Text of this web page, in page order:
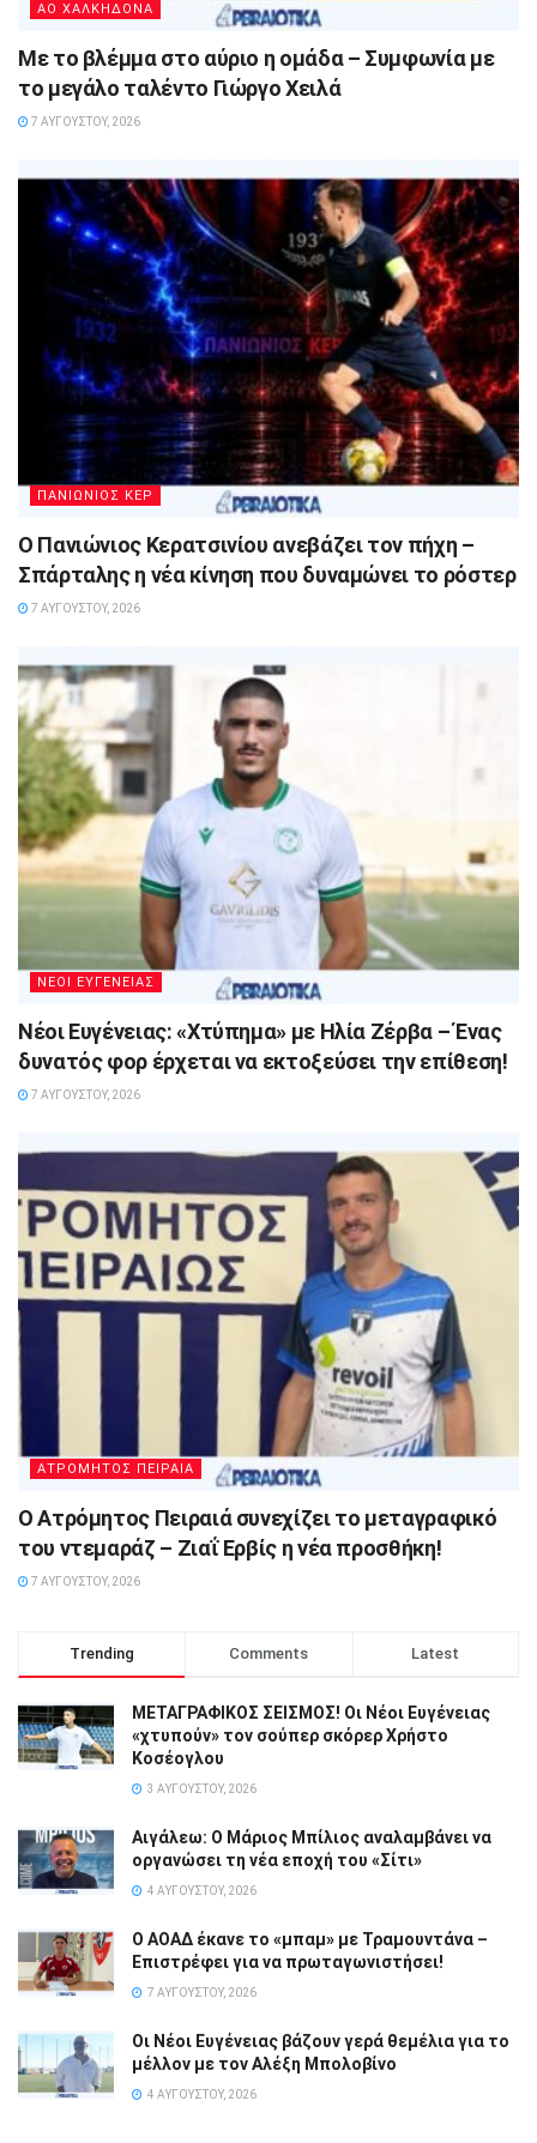
ΑΟ ΧΑΛΚΗΔΟΝΑ
Με το βλέμμα στο αύριο η ομάδα – Συμφωνία με
το μεγάλο ταλέντο Γιώργο Χειλά
7 ΑΥΓΟΎΣΤΟΥ, 2026
ΠΑΝΙΩΝΙΟΣ ΚΕΡ
Ο Πανιώνιος Κερατσινίου ανεβάζει τον πήχη –
Σπάρταλης η νέα κίνηση που δυναμώνει το ρόστερ
7 ΑΥΓΟΎΣΤΟΥ, 2026
ΝΕΟΙ ΕΥΓΕΝΕΙΑΣ
Νέοι Ευγένειας: «Χτύπημα» με Ηλία Ζέρβα – Ένας
δυνατός φορ έρχεται να εκτοξεύσει την επίθεση!
7 ΑΥΓΟΎΣΤΟΥ, 2026
ΑΤΡΟΜΗΤΟΣ ΠΕΙΡΑΙΑ
Ο Ατρόμητος Πειραιά συνεχίζει το μεταγραφικό
του ντεμαράζ – Ζιαΐ Ερβίς η νέα προσθήκη!
7 ΑΥΓΟΎΣΤΟΥ, 2026
Trending Comments Latest
ΜΕΤΑΓΡΑΦΙΚΟΣ ΣΕΙΣΜΟΣ! Οι Νέοι Ευγένειας
«χτυπούν» τον σούπερ σκόρερ Χρήστο
Κοσέογλου
3 ΑΥΓΟΎΣΤΟΥ, 2026
Αιγάλεω: Ο Μάριος Μπίλιος αναλαμβάνει να
οργανώσει τη νέα εποχή του «Σίτι»
4 ΑΥΓΟΎΣΤΟΥ, 2026
Ο ΑΟΑΔ έκανε το «μπαμ» με Τραμουντάνα –
Επιστρέφει για να πρωταγωνιστήσει!
7 ΑΥΓΟΎΣΤΟΥ, 2026
Οι Νέοι Ευγένειας βάζουν γερά θεμέλια για το
μέλλον με τον Αλέξη Μπολοβίνο
4 ΑΥΓΟΎΣΤΟΥ, 2026